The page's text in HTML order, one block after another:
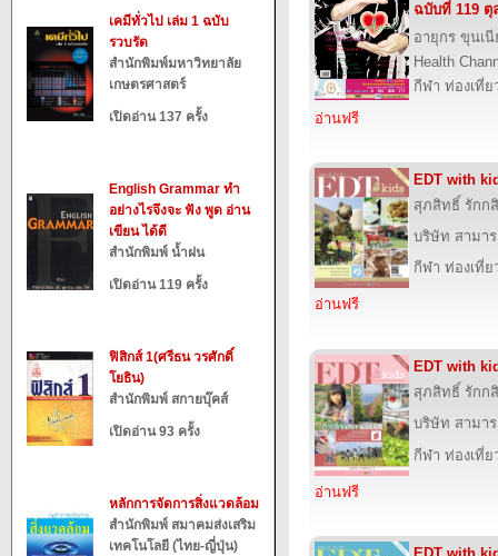
เคมีทั่วไป เล่ม 1 ฉบับ
รวบรัด
สำนักพิมพ์มหาวิทยาลัย
เกษตรศาสตร์
เปิดอ่าน 137 ครั้ง
English Grammar ทำ
อย่างไรจึงจะ ฟัง พูด อ่าน
เขียน ได้ดี
สำนักพิมพ์ น้ำฝน
เปิดอ่าน 119 ครั้ง
ฟิสิกส์ 1(ศรีธน วรศักดิ์
โยธิน)
สำนักพิมพ์ สกายบุ๊คส์
เปิดอ่าน 93 ครั้ง
หลักการจัดการสิ่งแวดล้อม
สำนักพิมพ์ สมาคมส่งเสริม
เทคโนโลยี (ไทย-ญี่ปุ่น)
ฉบับที่ 119 ตุ
อายุกร ขุนเ
Health
กีฬา ท่องเที่
อ่านฟรี
EDT with
สุภสิทธิ์ รักก
บริษัท สามา
กีฬา ท่องเที่
อ่านฟรี
EDT with
สุภสิทธิ์ รักก
บริษัท สามา
กีฬา ท่องเที่
อ่านฟรี